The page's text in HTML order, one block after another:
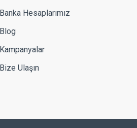
Banka Hesaplarımız
Blog
Kampanyalar
Bize Ulaşın